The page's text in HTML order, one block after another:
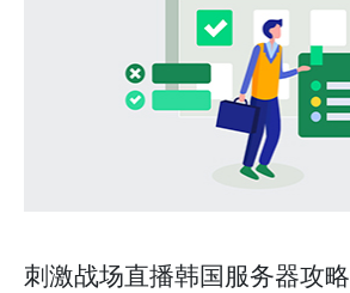
刺激战场直播韩国服务器攻略